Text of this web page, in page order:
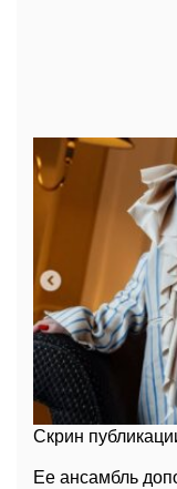
Скрин
Ее ансамбль